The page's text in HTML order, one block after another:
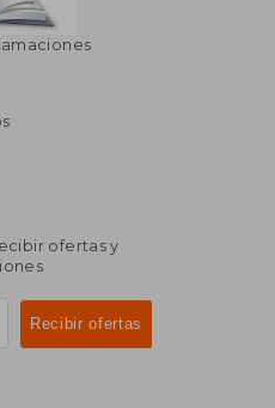
ofertas y